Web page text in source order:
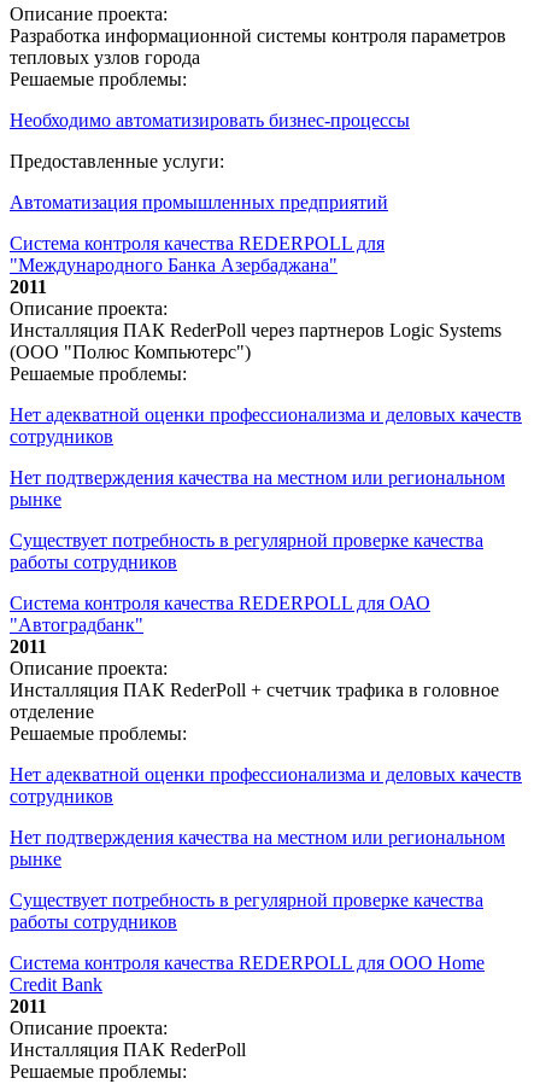
Описание проекта:
Разработка информационной системы контроля параметров
тепловых узлов города
Решаемые проблемы:
Необходимо автоматизировать бизнес-процессы
Предоставленные услуги:
Автоматизация промышленных предприятий
Система контроля качества REDERPOLL для
"Международного Банка Азербаджана"
2011
Описание проекта:
Инсталляция ПАК RederPoll через партнеров Logic Systems
(ООО "Полюс Компьютерс")
Решаемые проблемы:
Нет адекватной оценки профессионализма и деловых качеств
сотрудников
Нет подтверждения качества на местном или региональном
рынке
Существует потребность в регулярной проверке качества
работы сотрудников
Система контроля качества REDERPOLL для ОАО
"Автоградбанк"
2011
Описание проекта:
Инсталляция ПАК RederPoll + счетчик трафика в головное
отделение
Решаемые проблемы:
Нет адекватной оценки профессионализма и деловых качеств
сотрудников
Нет подтверждения качества на местном или региональном
рынке
Существует потребность в регулярной проверке качества
работы сотрудников
Система контроля качества REDERPOLL для ООО Home
Credit Bank
2011
Описание проекта:
Инсталляция ПАК RederPoll
Решаемые проблемы: